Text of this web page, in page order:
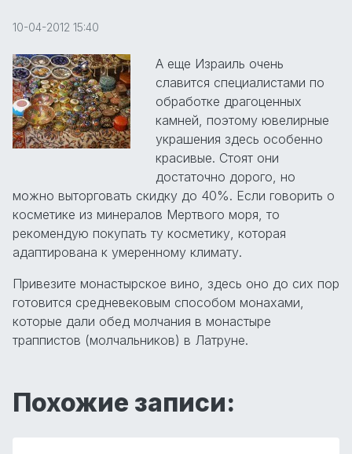
10-04-2012 15:40
А еще Израиль очень
славится специалистами по
обработке драгоценных
камней, поэтому ювелирные
украшения здесь особенно
красивые. Стоят они
достаточно дорого, но
можно выторговать скидку до 40%. Если говорить о
косметике из минералов Мертвого моря, то
рекомендую покупать ту косметику, которая
адаптирована к умеренному климату.
Привезите монастырское вино, здесь оно до сих пор
готовится средневековым способом монахами,
которые дали обед молчания в монастыре
траппистов (молчальников) в Латруне.
Похожие записи: